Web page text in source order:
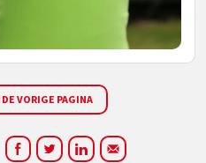
VORIGE PAGINA